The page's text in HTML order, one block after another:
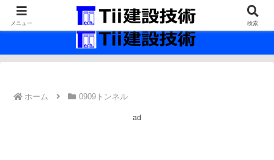
最新の建設技術の情報インフラ。
ホーム 0909トンネル
ad
メニュー 検索